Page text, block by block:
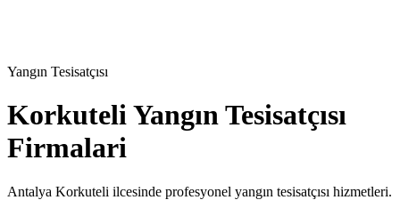
Yangın Tesisatçısı
KorkuteliYangın Tesisatçısı
Firmalari
Antalya Korkuteli ilcesinde profesyonel yangın tesisatçısı hizmetleri.